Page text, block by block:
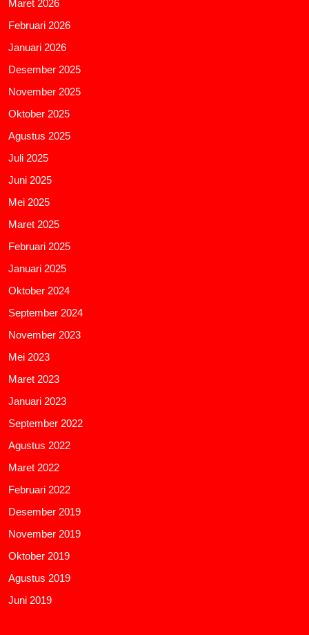
Maret 2026
Februari 2026
Januari 2026
Desember 2025
November 2025
Oktober 2025
Agustus 2025
Juli 2025
Juni 2025
Mei 2025
Maret 2025
Februari 2025
Januari 2025
Oktober 2024
September 2024
November 2023
Mei 2023
Maret 2023
Januari 2023
September 2022
Agustus 2022
Maret 2022
Februari 2022
Desember 2019
November 2019
Oktober 2019
Agustus 2019
Juni 2019